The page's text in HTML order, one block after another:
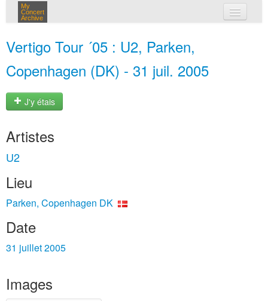
My
Concert
Archive
Vertigo Tour ´05 : U2, Parken,
Copenhagen (DK) - 31 juil. 2005
J'y étais
Artistes
U2
Lieu
Parken, Copenhagen DK
Date
31 juillet 2005
Images